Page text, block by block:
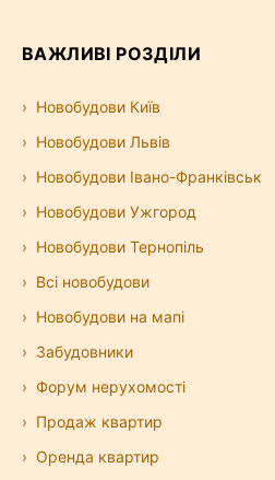
ВАЖЛИВІ РОЗДІЛИ
Новобудови Київ
Новобудови Львів
Новобудови Івано-Франківськ
Новобудови Ужгород
Новобудови Тернопіль
Всі новобудови
Новобудови на мапі
Забудовники
Форум нерухомості
Продаж квартир
Оренда квартир